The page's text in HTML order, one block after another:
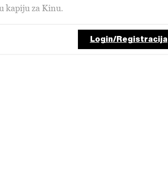
kapiju za Kinu.
Login/Registracija